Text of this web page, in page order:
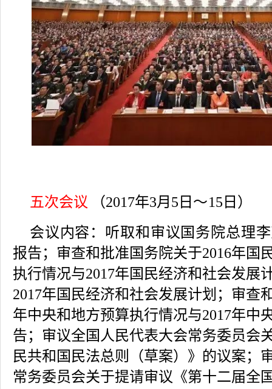
五次会议 （2017年3月5日 ～15日）
会议内容： 听取和审议国务院总理
报告；审查和批准国务院关于2016年国
执行情况与2017年国民经济和社会发展
2017年国民经济和社会发展计划；审查
年中央和地方预算执行情况与2017年中
告；审议全国人民代表大会常务委员会
民共和国民法总则（草案）》的议案；
常务委员会关于提请审议《第十二届全